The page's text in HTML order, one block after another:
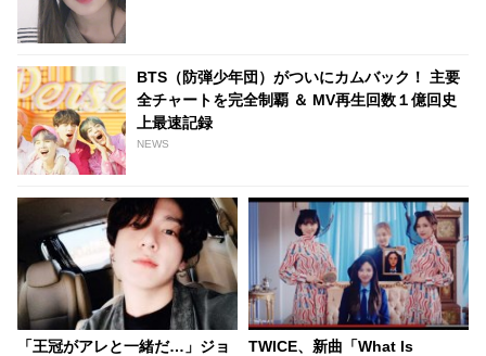
BTS（防弾少年団）がついにカムバック！ 主要
全チャートを完全制覇 ＆ MV再生回数１億回史
上最速記録
NEWS
「王冠がアレと一緒だ…」ジョ
TWICE、新曲「What Is